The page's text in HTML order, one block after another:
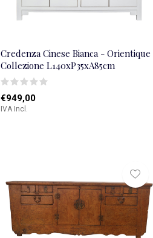
Credenza Cinese Bianca - Orientique
Collezione L140xP35xA85cm
€949,00
IVA Incl.